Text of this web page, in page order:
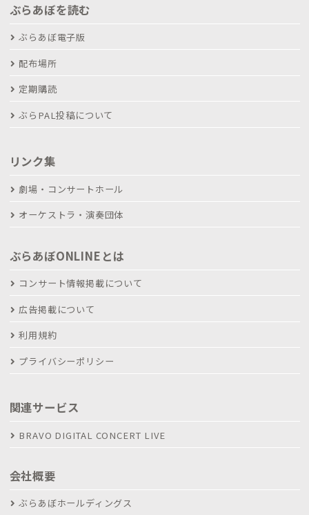
ぶらあぼを読む
ぶらあぼ電子版
配布場所
定期購読
ぶらPAL投稿について
リンク集
劇場・コンサートホール
オーケストラ・演奏団体
ぶらあぼONLINEとは
コンサート情報掲載について
広告掲載について
利用規約
プライバシーポリシー
関連サービス
BRAVO DIGITAL CONCERT LIVE
会社概要
ぶらあぼホールディングス